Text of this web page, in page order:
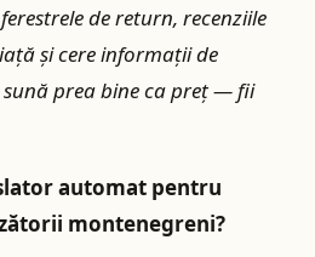
de return, recenziile
şi cere informaţii de
prea bine ca preţ — fii
automat pentru
montenegreni?